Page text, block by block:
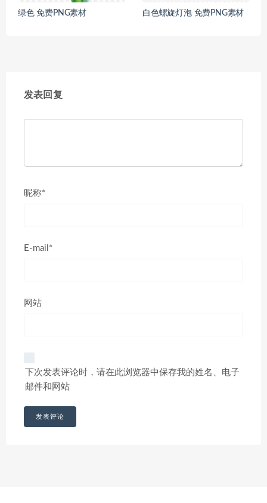
绿色 免费PNG素材 白色螺旋灯泡 免费PNG素材
发表回复
昵称*
E-mail*
网站
下次发表评论时，请在此浏览器中保存我的姓名、电子
邮件和网站